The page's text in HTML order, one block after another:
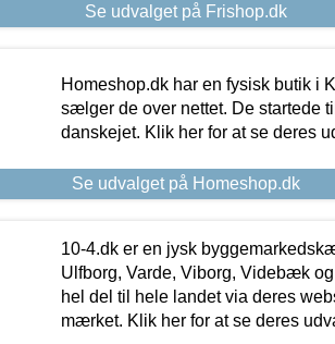
Se udvalget på Frishop.dk
Homeshop.dk har en fysisk butik i
sælger de over nettet. De startede
danskejet. Klik her for at se deres
Se udvalget på Homeshop.dk
10-4.dk er en jysk
Ulfborg, Varde, Viborg, Videbæk
hel del til hele landet via deres
mærket. Klik her for at se deres